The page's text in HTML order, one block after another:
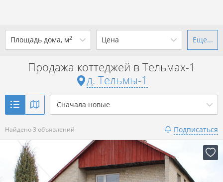
Площадь дома, м2
до
Показать 3 объявления
Цена
от до
р. за всё
Показать 3 объявления
Еще...
Продажа коттеджей в Тельмах-1
д. Тельмы-1
Сначала новые
Найдено 3 объявлений Подписаться
Ваш город -д. Тельмы-1?
Выбрать город